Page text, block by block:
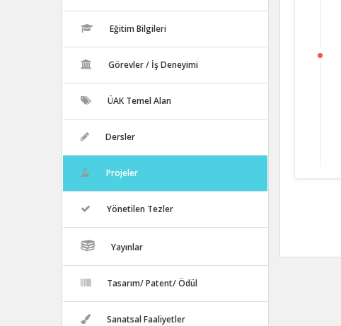
Eğitim Bilgileri
Görevler / İş Deneyimi
ÜAK Temel Alan
Dersler
Projeler
Yönetilen Tezler
Yayınlar
Tasarım/ Patent/ Ödül
Sanatsal Faaliyetler